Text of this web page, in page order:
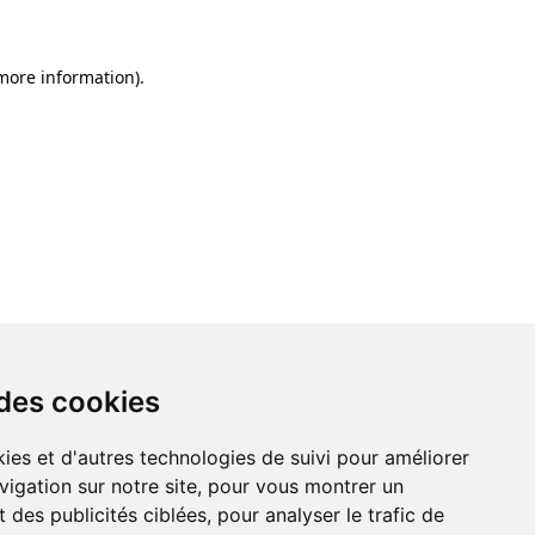
cookies
et d'autres technologies de suivi pour améliorer
sur notre site, pour vous montrer un
des publicités ciblées, pour analyser le trafic de
information).